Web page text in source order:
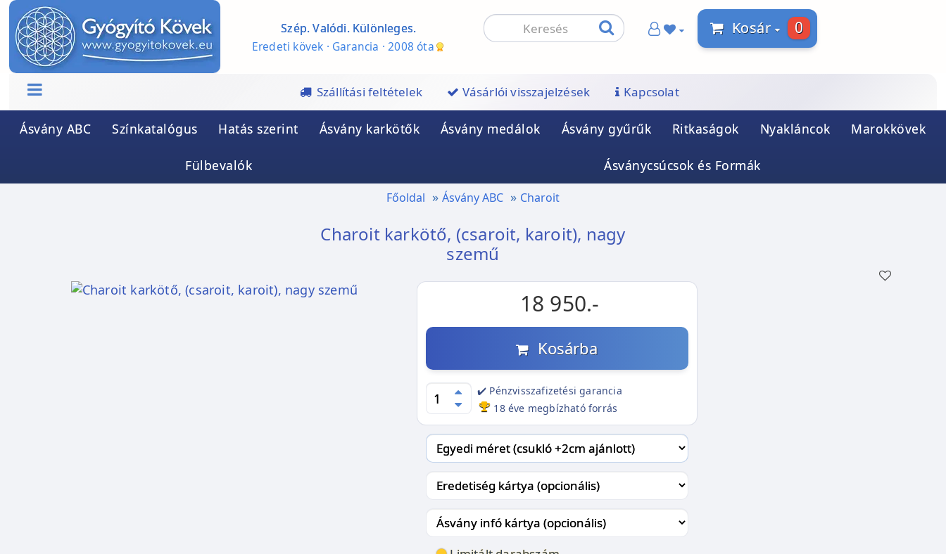
Szép. Valódi. Különleges.
Eredeti kövek · Garancia · 2008 óta
Kosár 0
Szállítási feltételek Vásárlói visszajelzések Kapcsolat
Ásvány ABC Színkatalógus Hatás szerint Ásvány karkötők Ásvány medálok Ásvány gyűrűk Ritkaságok Nyakláncok Marokkövek
Fülbevalók Ásványcsúcsok és Formák
Főoldal Ásvány ABC Charoit
Charoit karkötő, (csaroit, karoit), nagy
szemű
18 950.-
Kosárba
✔️ Pénzvisszafizetési garancia
18 éve megbízható forrás